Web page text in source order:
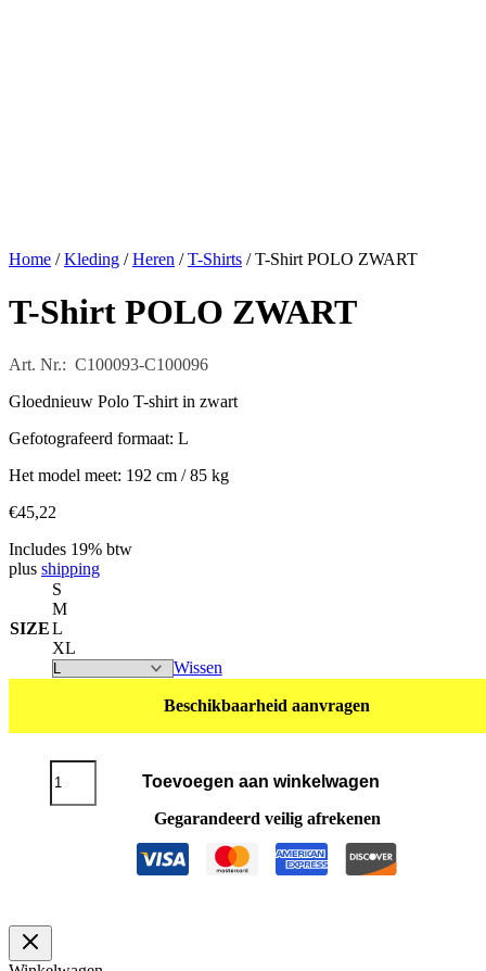
Home /Kleding /Heren /T-Shirts / T-Shirt POLO ZWART
T-Shirt POLO ZWART
Art. Nr.: C100093-C100096
Gloednieuw Polo T-shirt in zwart
Gefotografeerd formaat: L
Het model meet: 192 cm / 85 kg
€45,22
Includes 19% btw
plus shipping
SIZE
S
M
L
XL
Wissen
Beschikbaarheid aanvragen
POLO
Toevoegen aan winkelwagen
Gegarandeerd veilig afrekenen